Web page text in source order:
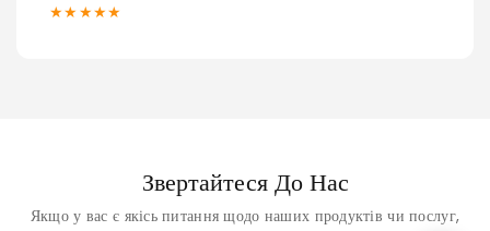
★★★★★
Звертайтеся До Нас
Якщо у вас є якісь питання щодо наших продуктів чи послуг,